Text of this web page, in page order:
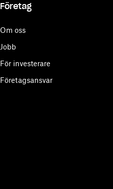
Företag
Om oss
Jobb
För investerare
Företagsansvar